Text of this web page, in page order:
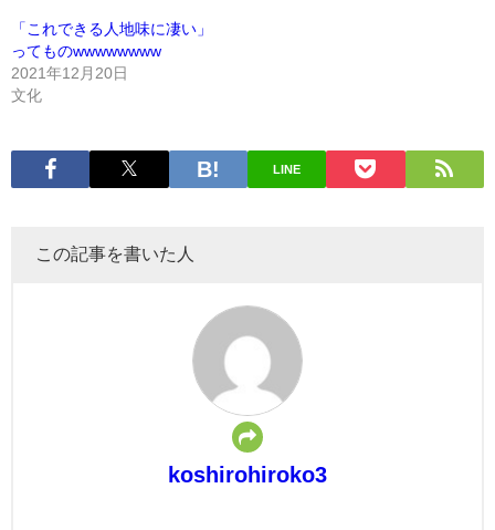
「これできる人地味に凄い」
ってものwwwwwwww
2021年12月20日
文化
LINE
この記事を書いた人
koshirohiroko3